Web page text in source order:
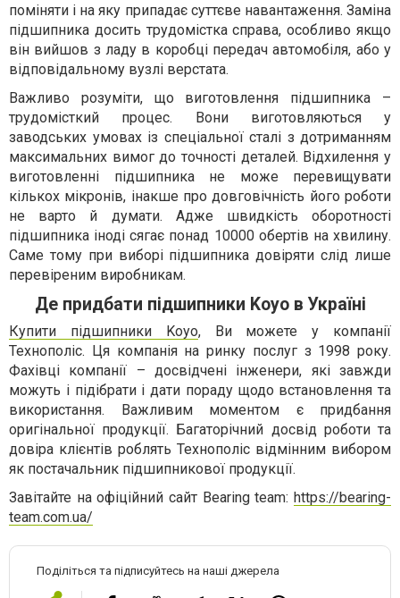
поміняти і на яку припадає суттєве навантаження. Заміна
підшипника досить трудомістка справа, особливо якщо
він вийшов з ладу в коробці передач автомобіля, або у
відповідальному вузлі верстата.
Важливо розуміти, що виготовлення підшипника –
трудомісткий процес. Вони виготовляються у
заводських умовах із спеціальної сталі з дотриманням
максимальних вимог до точності деталей. Відхилення у
виготовленні підшипника не може перевищувати
кількох мікронів, інакше про довговічність його роботи
не варто й думати. Адже швидкість оборотності
підшипника іноді сягає понад 10000 обертів на хвилину.
Саме тому при виборі підшипника довіряти слід лише
перевіреним виробникам.
Де придбати підшипники Koyo в Україні
Купити підшипники Koyo, Ви можете у компанії
Технополіс. Ця компанія на ринку послуг з 1998 року.
Фахівці компанії – досвідчені інженери, які завжди
можуть і підібрати і дати пораду щодо встановлення та
використання. Важливим моментом є придбання
оригінальної продукції. Багаторічний досвід роботи та
довіра клієнтів роблять Технополіс відмінним вибором
як постачальник підшипникової продукції.
Завітайте на офіційний сайт Bearing team: https://bearing-
team.com.ua/
Поділіться та підписуйтесь на наші джерела